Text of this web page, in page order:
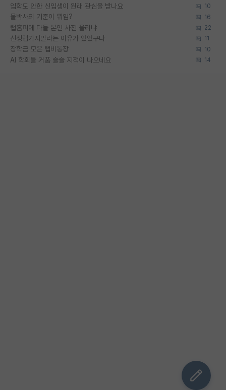
입학도 안한 신입생이 원래 관심을 받나요 10
물박사의 기준이 뭐임? 16
랩홈피에 다들 본인 사진 올리냐 22
신생랩가지말라는 이유가 있었구나 11
장학금 모은 랩비통장 10
AI 학회들 거품 슬슬 지적이 나오네요 14